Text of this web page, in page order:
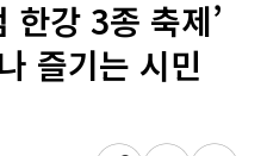
한강 3종 축제’
즐기는 시민